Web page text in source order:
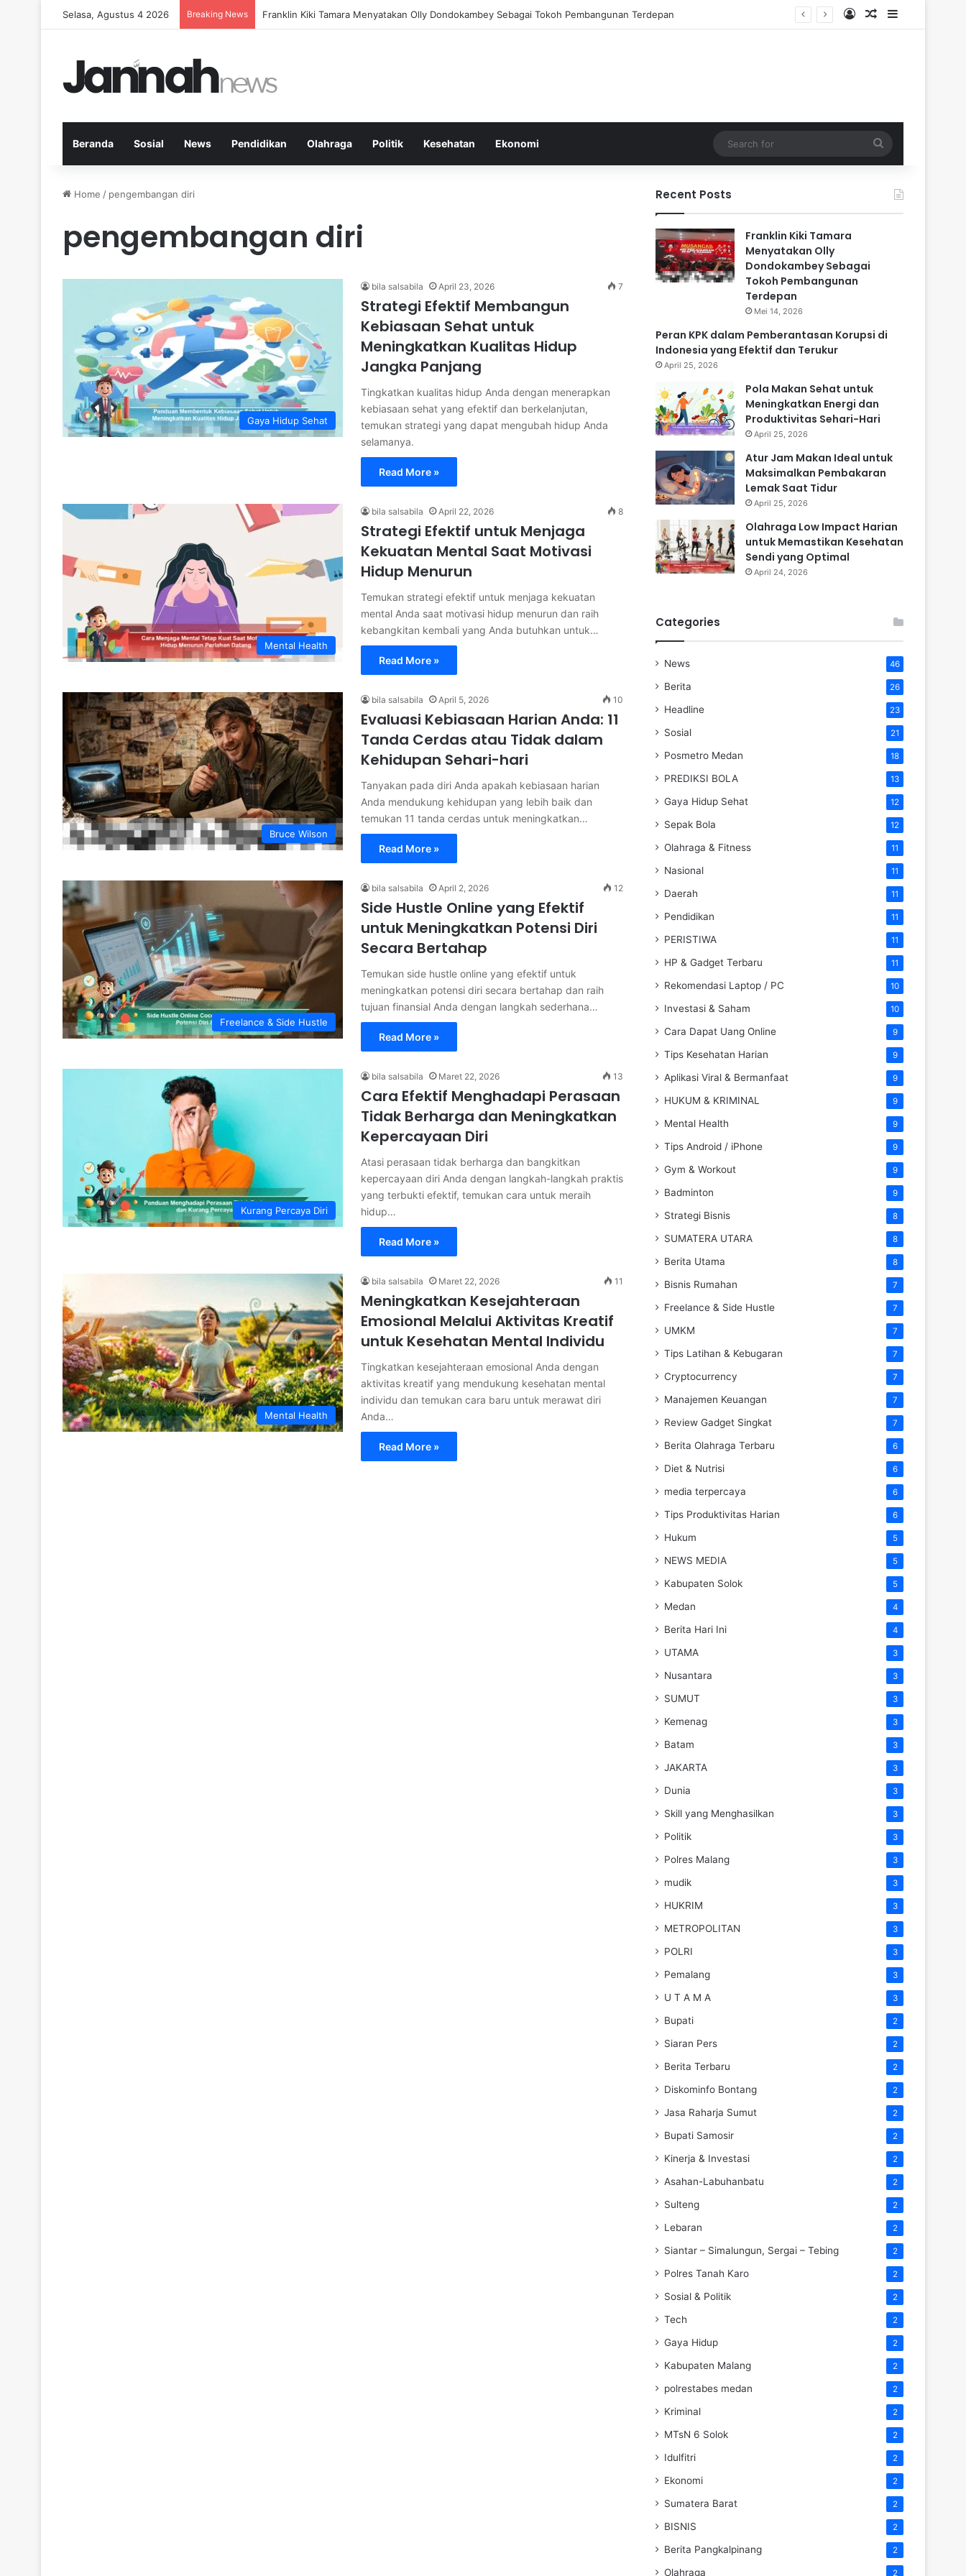
Selasa, Agustus 4 2026 Breaking News Peran KPK dalam Pemberantasan Korupsi di Indonesia yang Efektif dan Terukur Log InRandom Article
Sidebar
Beranda Sosial News Pendidikan Olahraga Politik Kesehatan Ekonomi
for
Home / pengembangan diri
pengembangan diri
Gaya Hidup Sehat
bila salsabila April 23, 2026 7
Strategi Efektif Membangun
Kebiasaan Sehat untuk
Meningkatkan Kualitas Hidup
Jangka Panjang
Tingkatkan kualitas hidup Anda dengan menerapkan
kebiasaan sehat yang efektif dan berkelanjutan,
temukan strategi yang dapat mengubah hidup Anda
selamanya.
Read More »
Mental Health
bila salsabila April 22, 2026 8
Strategi Efektif untuk Menjaga
Kekuatan Mental Saat Motivasi
Hidup Menurun
Temukan strategi efektif untuk menjaga kekuatan
mental Anda saat motivasi hidup menurun dan raih
kebangkitan kembali yang Anda butuhkan untuk…
Read More »
Bruce Wilson
bila salsabila April 5, 2026 10
Evaluasi Kebiasaan Harian Anda: 11
Tanda Cerdas atau Tidak dalam
Kehidupan Sehari-hari
Tanyakan pada diri Anda apakah kebiasaan harian
Anda mendukung kehidupan yang lebih baik dan
temukan 11 tanda cerdas untuk meningkatkan…
Read More »
Freelance & Side Hustle
bila salsabila April 2, 2026 12
Side Hustle Online yang Efektif
untuk Meningkatkan Potensi Diri
Secara Bertahap
Temukan side hustle online yang efektif untuk
meningkatkan potensi diri secara bertahap dan raih
tujuan finansial Anda dengan langkah sederhana…
Read More »
Kurang Percaya Diri
bila salsabila Maret 22, 2026 13
Cara Efektif Menghadapi Perasaan
Tidak Berharga dan Meningkatkan
Kepercayaan Diri
Atasi perasaan tidak berharga dan bangkitkan
kepercayaan diri Anda dengan langkah-langkah praktis
yang terbukti efektif, temukan cara untuk meraih
hidup…
Read More »
Mental Health
bila salsabila Maret 22, 2026 11
Meningkatkan Kesejahteraan
Emosional Melalui Aktivitas Kreatif
untuk Kesehatan Mental Individu
Tingkatkan kesejahteraan emosional Anda dengan
aktivitas kreatif yang mendukung kesehatan mental
individu dan temukan cara baru untuk merawat diri
Anda…
Read More »
Recent Posts
Franklin Kiki Tamara
Menyatakan Olly
Dondokambey Sebagai
Tokoh Pembangunan
Terdepan
Mei 14, 2026
Peran KPK dalam Pemberantasan Korupsi di
Indonesia yang Efektif dan Terukur
April 25, 2026
Pola Makan Sehat untuk
Meningkatkan Energi dan
Produktivitas Sehari-Hari
April 25, 2026
Atur Jam Makan Ideal untuk
Maksimalkan Pembakaran
Lemak Saat Tidur
April 25, 2026
Olahraga Low Impact Harian
untuk Memastikan Kesehatan
Sendi yang Optimal
April 24, 2026
Categories
News 46
Berita 26
Headline 23
Sosial 21
Posmetro Medan 18
PREDIKSI BOLA 13
Gaya Hidup Sehat 12
Sepak Bola 12
Olahraga & Fitness 11
Nasional 11
Daerah 11
Pendidikan 11
PERISTIWA 11
HP & Gadget Terbaru 11
Rekomendasi Laptop / PC 10
Investasi & Saham 10
Cara Dapat Uang Online 9
Tips Kesehatan Harian 9
Aplikasi Viral & Bermanfaat 9
HUKUM & KRIMINAL 9
Mental Health 9
Tips Android / iPhone 9
Gym & Workout 9
Badminton 9
Strategi Bisnis 8
SUMATERA UTARA 8
Berita Utama 8
Bisnis Rumahan 7
Freelance & Side Hustle 7
UMKM 7
Tips Latihan & Kebugaran 7
Cryptocurrency 7
Manajemen Keuangan 7
Review Gadget Singkat 7
Berita Olahraga Terbaru 6
Diet & Nutrisi 6
media terpercaya 6
Tips Produktivitas Harian 6
Hukum 5
NEWS MEDIA 5
Kabupaten Solok 5
Medan 4
Berita Hari Ini 4
UTAMA 3
Nusantara 3
SUMUT 3
Kemenag 3
Batam 3
JAKARTA 3
Dunia 3
Skill yang Menghasilkan 3
Politik 3
Polres Malang 3
mudik 3
HUKRIM 3
METROPOLITAN 3
POLRI 3
Pemalang 3
U T A M A 3
Bupati 2
Siaran Pers 2
Berita Terbaru 2
Diskominfo Bontang 2
Jasa Raharja Sumut 2
Bupati Samosir 2
Kinerja & Investasi 2
Asahan-Labuhanbatu 2
Sulteng 2
Lebaran 2
Siantar – Simalungun, Sergai – Tebing 2
Polres Tanah Karo 2
Sosial & Politik 2
Tech 2
Gaya Hidup 2
Kabupaten Malang 2
polrestabes medan 2
Kriminal 2
MTsN 6 Solok 2
Idulfitri 2
Ekonomi 2
Sumatera Barat 2
BISNIS 2
Berita Pangkalpinang 2
Olahraga 2